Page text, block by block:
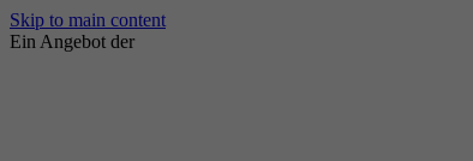
Skip to main content
Ein Angebot der